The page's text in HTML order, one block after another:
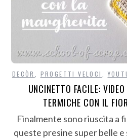
DECÒR PROGETTI VELOCI
UNCINETTO FACILE:
TERMICHE CON IL
Finalmente sono riuscita a
queste presine super belle e